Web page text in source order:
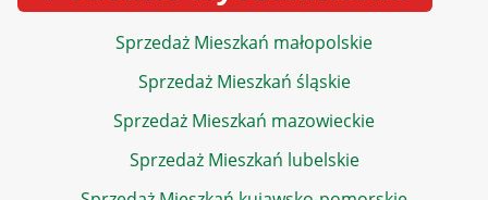
Sprzedaż Mieszkań małopolskie
Sprzedaż Mieszkań śląskie
Sprzedaż Mieszkań mazowieckie
Sprzedaż Mieszkań lubelskie